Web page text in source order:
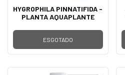
HYGROPHILA PINNATIFIDA -
PLANTA AQUAPLANTE
ESGOTADO